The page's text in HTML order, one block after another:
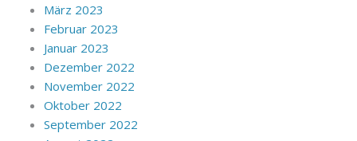
März 2023
Februar 2023
Januar 2023
Dezember 2022
November 2022
Oktober 2022
September 2022